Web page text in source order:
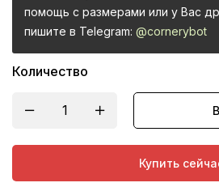
помощь с размерами или у Вас
пишите в Telegram: @cornerybot
Количество
Купить